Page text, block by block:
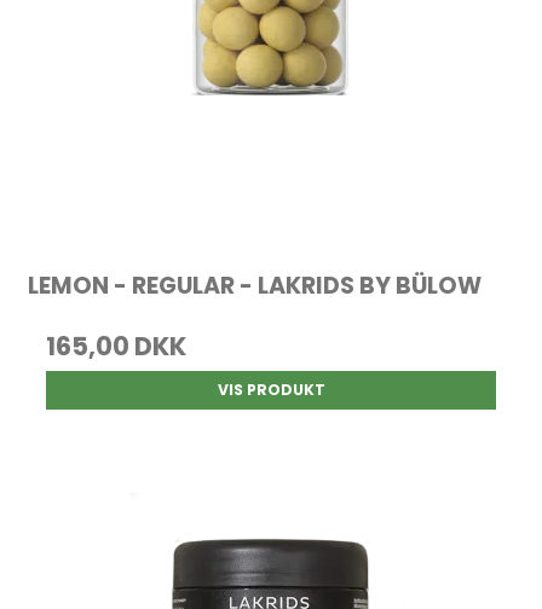
LEMON - REGULAR - LAKRIDS BY BÜLOW
165,00 DKK
VIS PRODUKT